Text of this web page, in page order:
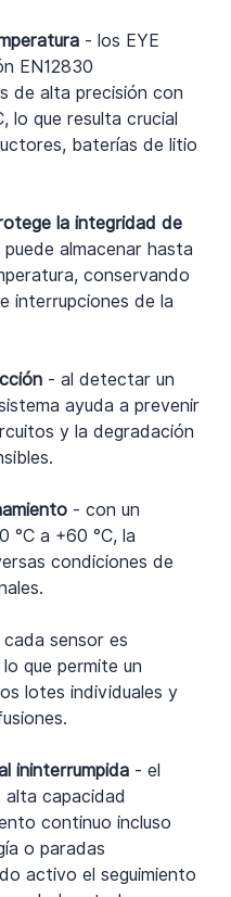
- los EYE
EN12830
de alta precisión con
lo que resulta crucial
baterías de litio
la integridad de
almacenar hasta
conservando
interrupciones de la
- al detectar un
ayuda a prevenir
y la degradación
- con un
°C a +60 °C, la
condiciones de
cada sensor es
que permite un
lotes individuales y
ininterrumpida - el
capacidad
continuo incluso
o paradas
activo el seguimiento